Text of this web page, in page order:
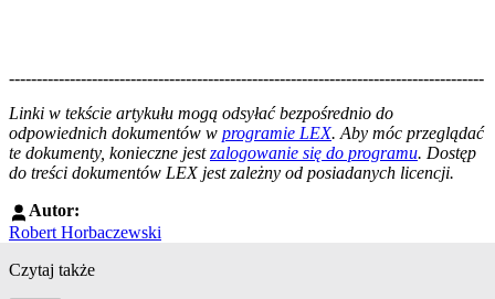
--------------------------------------------------------------------------------------
Linki w tekście artykułu mogą odsyłać bezpośrednio do
odpowiednich dokumentów w programie LEX. Aby móc przeglądać
te dokumenty, konieczne jestzalogowanie się do programu. Dostęp
do treści dokumentów LEX jest zależny od posiadanych licencji.
Autor:
Robert Horbaczewski
Czytaj także